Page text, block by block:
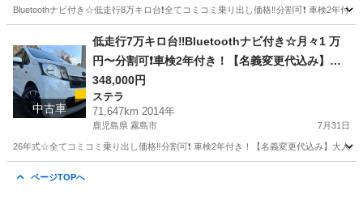
Bluetoothナビ付き☆低走行8万キロ台❗️全てコミコミ乗り出し価格‼️分割可❗️ 車検2年
N-BOX 走行距離
中古車
低走行7万キロ台‼️Bluetoothナビ付き☆月々1 万
円〜分割可❗️車検2年付き！【名義変更代込み】大
人気☆スバル ステラ Lスマートアシスト☆Blueto
othナビ付き☆走行中DVD見れます☆ドライブレコ
ーダー付きのフル装備☆社外アルミ☆のまま乗っ
348,000円
ステラ
71,647km 2014年
鹿児島県 霧島市 7月31日
26年式☆全てコミコミ乗り出し価格‼️分割可❗️ 車検2年付き！【名義変更代込み】大
ページTOPへ